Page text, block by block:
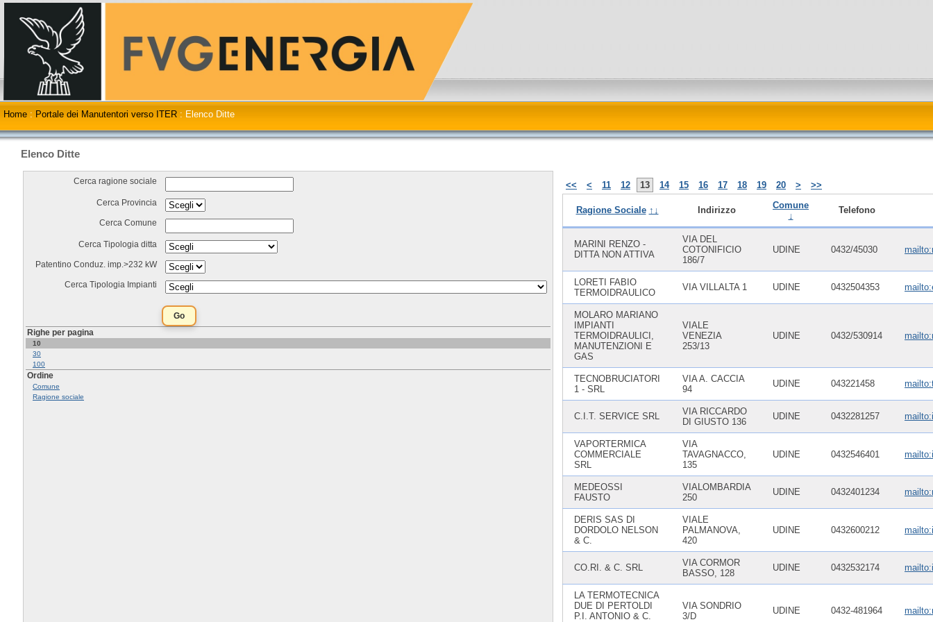
Home : Portale dei Manutentori verso ITER : Elenco Ditte
Elenco Ditte
Cerca ragione sociale
Cerca Provincia
Cerca Comune
Cerca Tipologia ditta
Patentino Conduz. imp.>232 kW
Cerca Tipologia Impianti
Righe per pagina
10
30
100
Ordine
Comune
Ragione sociale
<< < 11 12 13 14 15 16 17 18 19 20 > >>
Ragione Sociale ↑↓ Indirizzo
Comune
↓
Telefono
MARINI RENZO -
DITTA NON ATTIVA
VIA DEL
COTONIFICIO
186/7
UDINE 0432/45030
LORETI FABIO
TERMOIDRAULICO
VIA VILLALTA 1 UDINE 0432504353
MOLARO MARIANO
IMPIANTI
TERMOIDRAULICI,
MANUTENZIONI E
GAS
VIALE
VENEZIA
253/13
UDINE 0432/530914
TECNOBRUCIATORI
1 - SRL
VIA A. CACCIA
94
UDINE 043221458
C.I.T. SERVICE SRL
VIA RICCARDO
DI GIUSTO 136
UDINE 0432281257
VAPORTERMICA
COMMERCIALE
SRL
VIA
TAVAGNACCO,
135
UDINE 0432546401
MEDEOSSI
FAUSTO
VIALOMBARDIA
250
UDINE 0432401234
DERIS SAS DI
DORDOLO NELSON
& C.
VIALE
PALMANOVA,
420
UDINE 0432600212
CO.RI. & C. SRL
VIA CORMOR
BASSO, 128
UDINE 0432532174
LA TERMOTECNICA
DUE DI PERTOLDI
P.I. ANTONIO & C.
VIA SONDRIO
3/D
UDINE 0432-481964